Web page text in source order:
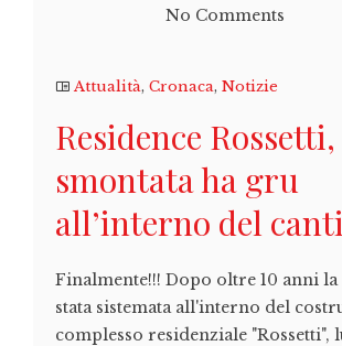
No Comments
Attualità, Cronaca, Notizie
Residence Rossetti,
smontata ha gru
all’interno del
Finalmente!!! Dopo oltre 10 anni la
stata sistemata all'interno del
complesso residenziale "Rossetti",